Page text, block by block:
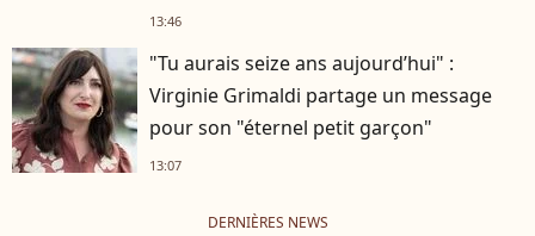
rester musclé à 56 ans ?
13:46
"Tu aurais seize ans aujourd’hui" :
Virginie Grimaldi partage un message
pour son "éternel petit garçon"
13:07
DERNIÈRES NEWS